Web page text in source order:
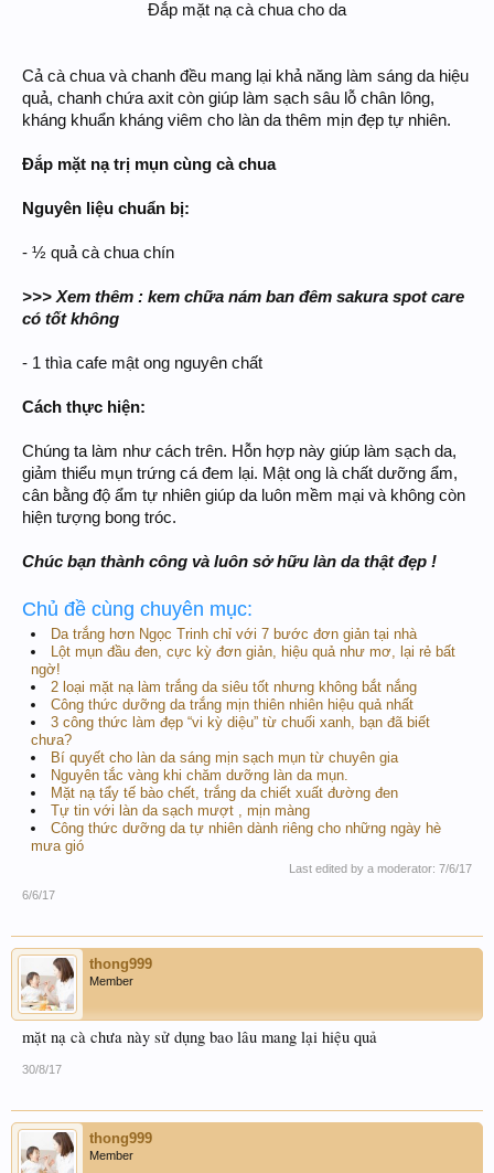
Đắp mặt nạ cà chua cho da
Cả cà chua và chanh đều mang lại khả năng làm sáng da hiệu
quả, chanh chứa axit còn giúp làm sạch sâu lỗ chân lông,
kháng khuẩn kháng viêm cho làn da thêm mịn đẹp tự nhiên.
Đắp mặt nạ trị mụn cùng cà chua
Nguyên liệu chuẩn bị:
- ½ quả cà chua chín
>>> Xem thêm : kem chữa nám ban đêm sakura spot care
có tốt không
- 1 thìa cafe mật ong nguyên chất
Cách thực hiện:
Chúng ta làm như cách trên. Hỗn hợp này giúp làm sạch da,
giảm thiểu mụn trứng cá đem lại. Mật ong là chất dưỡng ẩm,
cân bằng độ ẩm tự nhiên giúp da luôn mềm mại và không còn
hiện tượng bong tróc.
Chúc bạn thành công và luôn sở hữu làn da thật đẹp !
Chủ đề cùng chuyên mục:
Da trắng hơn Ngọc Trinh chỉ với 7 bước đơn giản tại nhà
Lột mụn đầu đen, cực kỳ đơn giản, hiệu quả như mơ, lại rẻ bất
ngờ!
2 loại mặt nạ làm trắng da siêu tốt nhưng không bắt nắng
Công thức dưỡng da trắng mịn thiên nhiên hiệu quả nhất
3 công thức làm đẹp “vi kỳ diệu” từ chuối xanh, bạn đã biết
chưa?
Bí quyết cho làn da sáng mịn sạch mụn từ chuyên gia
Nguyên tắc vàng khi chăm dưỡng làn da mụn.
Mặt nạ tẩy tế bào chết, trắng da chiết xuất đường đen
Tự tin với làn da sạch mượt , mịn màng
Công thức dưỡng da tự nhiên dành riêng cho những ngày hè
mưa gió
Last edited by a moderator: 7/6/17
6/6/17
thong999
Member
mặt nạ cà chưa này sử dụng bao lâu mang lại hiệu quả
30/8/17
thong999
Member